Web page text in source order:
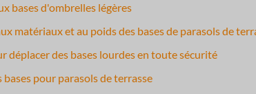
bases d'ombrelles légères
matériaux et au poids des bases de parasols de
déplacer des bases lourdes en toute sécurité
pour parasols de terrasse